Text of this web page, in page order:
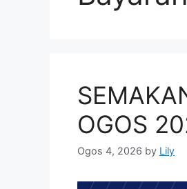
OGOS
Ogos 4, 2026 by Lily